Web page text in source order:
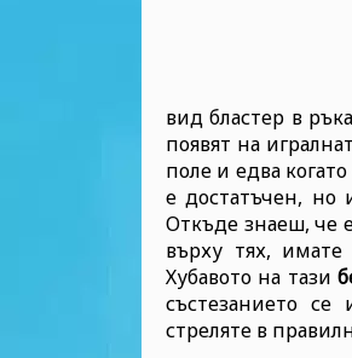
вид бластер в
появят на
поле и едва
е достатъчен, но
Откъде знаеш, че
върху тях,
Хубавото на тази
състезанието
стреляте в